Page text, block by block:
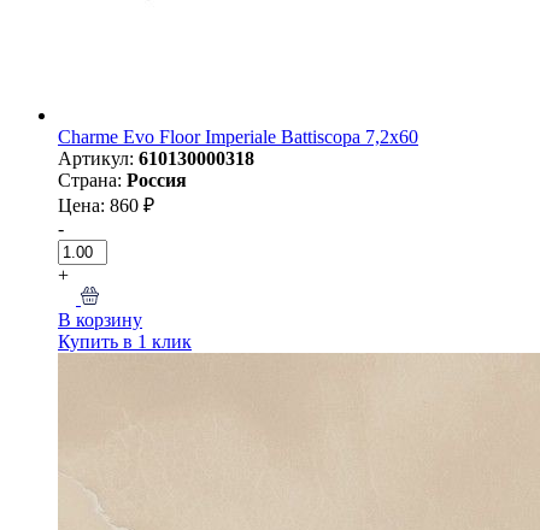
Charme Evo Floor Imperiale Battiscopa 7,2х60
Артикул: 610130000318
Страна: Россия
Цена: 860 ₽
-
+
В корзину
Купить в 1 клик